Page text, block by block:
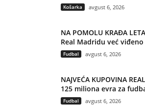
Košarka avgust 6, 2026
NA POMOLU KRAĐA
Real Madridu već
Fudbal avgust 6, 2026
NAJVEĆA KUPOVINA
125 miliona evra za
Fudbal avgust 6, 2026